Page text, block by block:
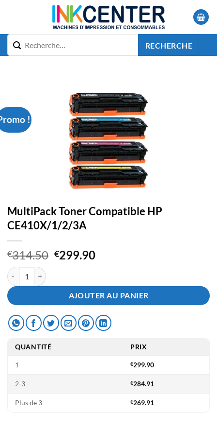
RECHERCHE
!
MultiPack Toner Compatible HP
CE410X/1/2/3A
€314.50 Le
était :
€314.50.
€299.90Le
est :
€299.90.
quantité de MultiPack Toner Compatible HP CE410X/1/2/3A
AJOUTER AU PANIER
QUANTITÉ PRIX
1 €299.90
2-3 €284.91
Plus de 3 €269.91